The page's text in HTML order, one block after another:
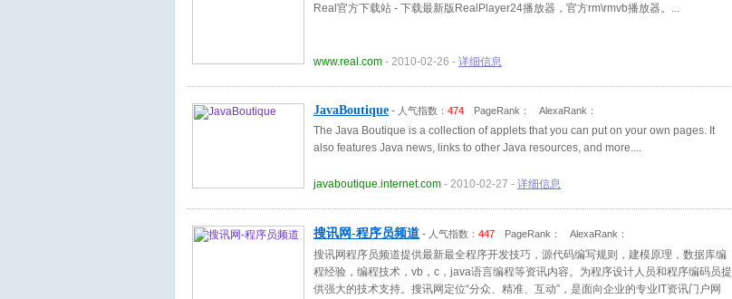
Real官方下载站 - 下载最新版RealPlayer24播放器，官方rm\rmvb播放器。
www.real.com - 2010-02-26 - 详细信息
JavaBoutique - 人气指数： 474 PageRank： AlexaRank：
The Java Boutique is a collection of applets that you can put on your own pages. It
also features Java news, links to other Java resources, and more.
javaboutique.internet.com - 2010-02-27 - 详细信息
搜讯网-程序员频道 - 人气指数： 447 PageRank： AlexaRank：
搜讯网程序员频道提供最新最全程序开发技巧，源代码编写规则，建模原理，数据库编
程经验，编程技术，vb，c，java语言编程等资讯内容。为程序设计人员和程序编码员提
供强大的技术支持。搜讯网定位“分众、精准、互动”，是面向企业的专业IT资讯门户网